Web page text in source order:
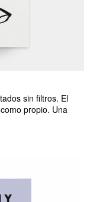
sin filtros. El
propio. Una